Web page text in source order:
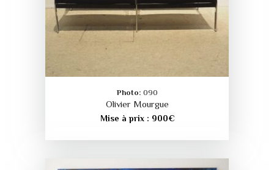
Photo: 090
Olivier Mourgue
Mise à prix : 900€